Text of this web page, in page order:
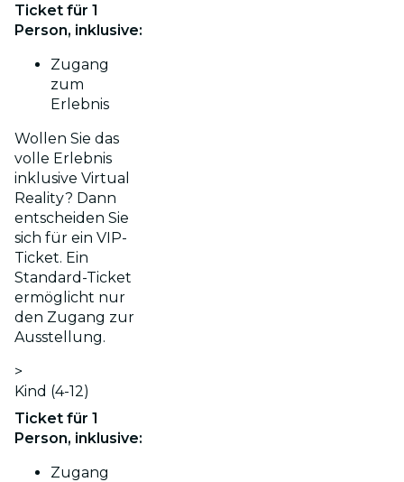
Ticket für 1
Person, inklusive:
Zugang
zum
Erlebnis
Wollen Sie das
volle Erlebnis
inklusive Virtual
Reality? Dann
entscheiden Sie
sich für ein VIP-
Ticket. Ein
Standard-Ticket
ermöglicht nur
den Zugang zur
Ausstellung.
>
Kind (4-12)
Ticket für 1
Person, inklusive:
Zugang